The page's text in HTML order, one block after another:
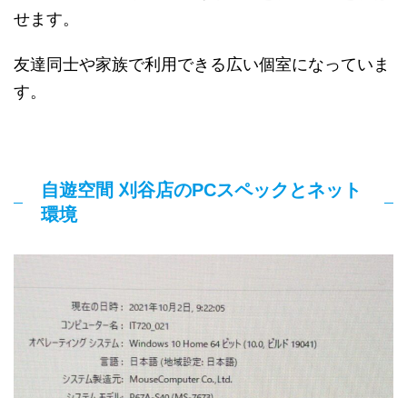
せます。
友達同士や家族で利用できる広い個室になっていま
す。
自遊空間 刈谷店のPCスペックとネット
環境